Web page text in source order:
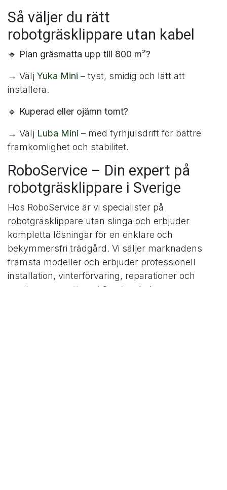
Så väljer du rätt
robotgräsklippare utan kabel
🔹 Plan gräsmatta upp till 800 m²?
→ Välj Yuka Mini – tyst, smidig och lätt att
installera.
🔹 Kuperad eller ojämn tomt?
→ Välj Luba Mini – med fyrhjulsdrift för bättre
framkomlighet och stabilitet.
RoboService – Din expert på
robotgräsklippare i Sverige
Hos RoboService är vi specialister på
robotgräsklippare utan slinga och erbjuder
kompletta lösningar för en enklare och
bekymmersfri trädgård. Vi säljer marknadens
främsta modeller och erbjuder professionell
installation, vinterförvaring, reparationer och
service – oavsett var i Sverige du bor.